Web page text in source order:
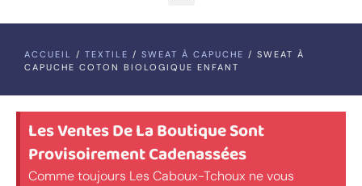
ACCUEIL / TEXTILE / SWEAT À CAPUCHE / SWEAT À
CAPUCHE COTON BIOLOGIQUE ENFANT
Les Ventes De La Boutique Sont
Provisoirement Cadenassées
Comme toujours Les Caboux-Tchoux ne vous